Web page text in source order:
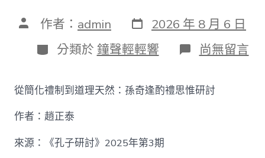
文 作者： admin 發
表
日
期
2026 年 8 月 6 日
分
類
分類於 鐘聲輕輕響 在
〈【趙
泰
找
尚無留言
從簡化禮制到道理天然：孫奇逢酌禮思惟研討
作者：趙正泰
來源：《孔子研討》2025年第3期